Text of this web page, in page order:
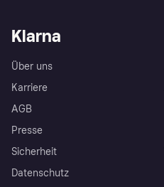
Klarna
Über uns
Karriere
AGB
Presse
Sicherheit
Datenschutz